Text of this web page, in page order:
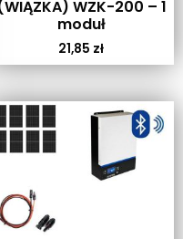
WZK-200 – 1
moduł
21,85 zł